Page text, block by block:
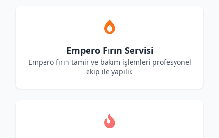
Empero Fırın Servisi
Empero fırın tamir ve bakım işlemleri profesyonel
ekip ile yapılır.